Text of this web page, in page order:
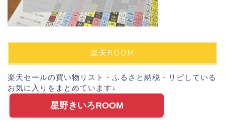
楽天ROOM
楽天セールの買い物リスト・ふるさと納税・リピしている
お気に入りをまとめています↓
星野きいろROOM